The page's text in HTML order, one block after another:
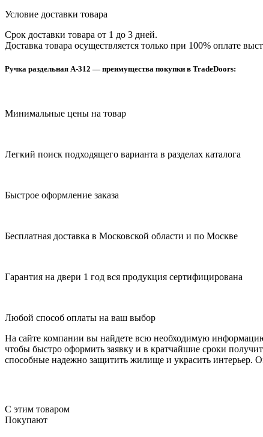
Условие доставки товара
Срок доставки товара от 1 до 3 дней.
Доставка товара осуществляется только при 100% оплате
Ручка раздельная A-312 — преимущества покупки в TradeDoors:
Минимальные цены на товар
Легкий поиск подходящего варианта в разделах каталога
Быстрое оформление заказа
Бесплатная доставка в Московской области и по Москве
Гарантия на двери 1 год вся продукция сертифицирована
Любой способ оплаты на ваш выбор
На сайте компании вы найдете всю необходимую
чтобы быстро оформить заявку и в кратчайшие сроки
способные надежно защитить жилище и украсить интерьер.
С этим товаром
Покупают